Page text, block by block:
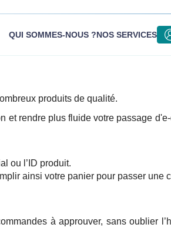
QUI SOMMES-NOUS ?NOS SERVICES
produits de qualité.
et rendre plus fluide votre passage
ou l’ID produit.
ainsi votre panier pour passer une
à approuver, sans oublier